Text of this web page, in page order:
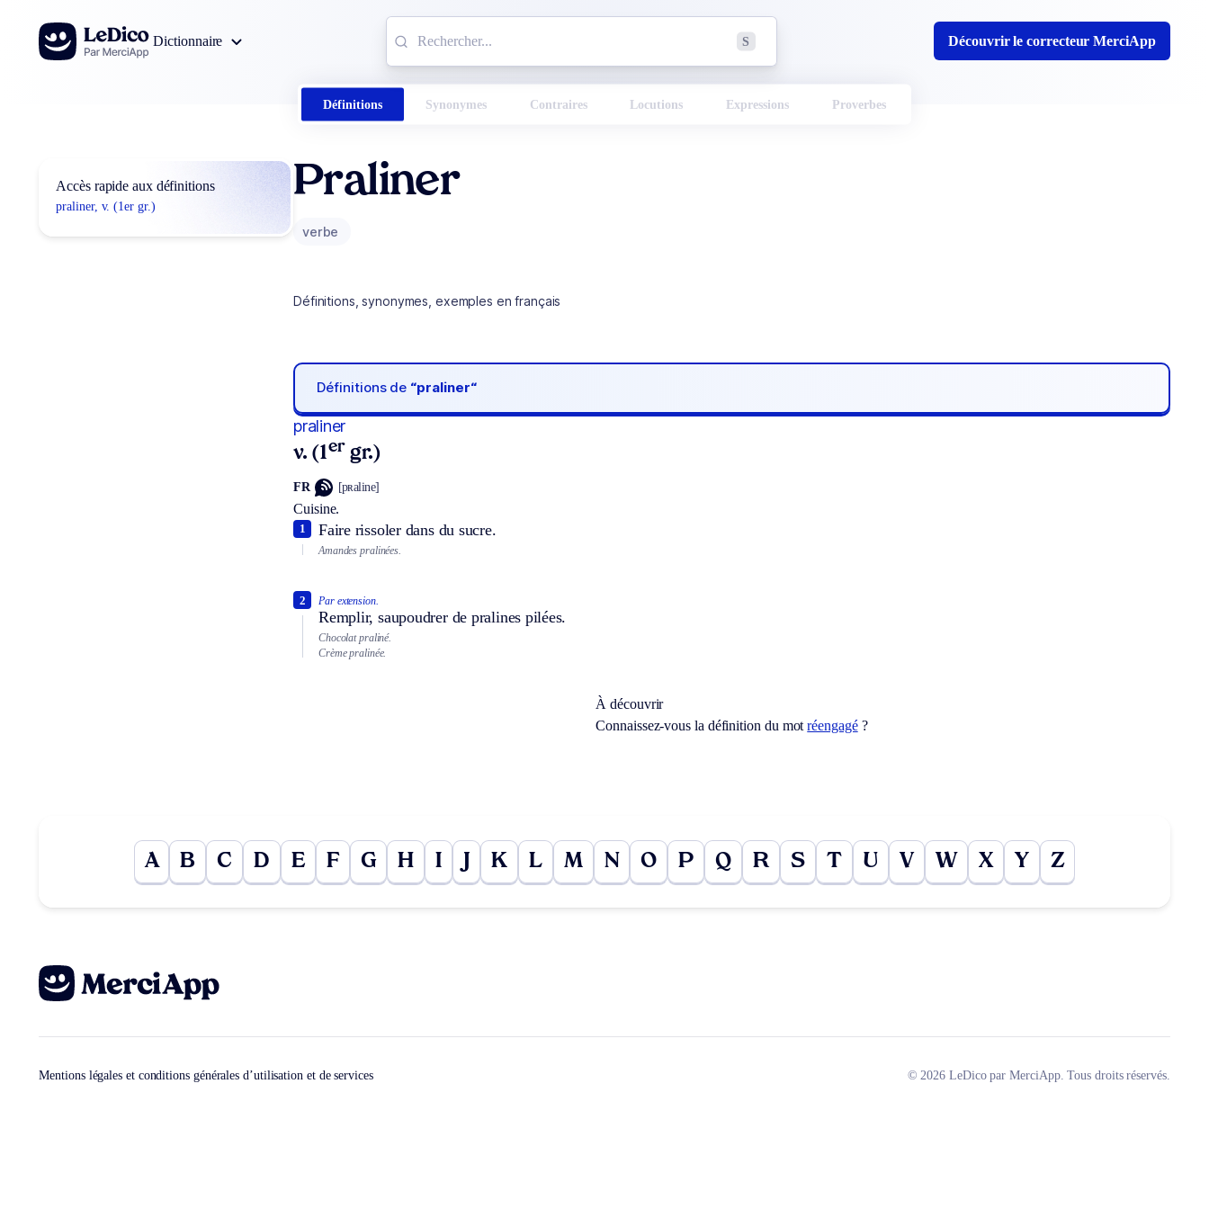
Aller au contenu
Dictionnaire
S Découvrir le correcteur MerciApp
Définitions Synonymes Contraires Locutions Expressions Proverbes
Accès rapide aux définitions
praliner, v. (1er gr.)
Praliner
verbe
Définitions, synonymes, exemples en français
Définitions de “praliner“
praliner
v. (1er gr.)
FR [pʀaline]
Cuisine.
Faire rissoler dans du sucre.
1
Amandes pralinées.
Par extension.
Remplir, saupoudrer de pralines pilées.
2
Chocolat praliné.
Crème pralinée.
À découvrir
Connaissez-vous la définition du motréengagé?
A B C D E F G H I J K L M N O P Q R S T U V W X Y Z
Mentions légales et conditions générales d’utilisation et de services © 2026 LeDico par MerciApp. Tous droits réservés.